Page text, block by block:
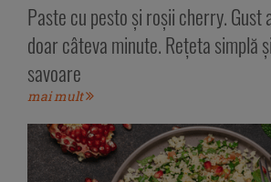
Paste cu pesto și roșii cherry. Gust
doar câteva minute. Rețeta simplă
savoare
mai mult